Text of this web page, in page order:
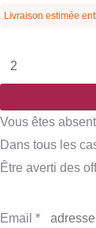
Livraison estimée
Vous êtes
Dans tous les
Être averti des
Email *